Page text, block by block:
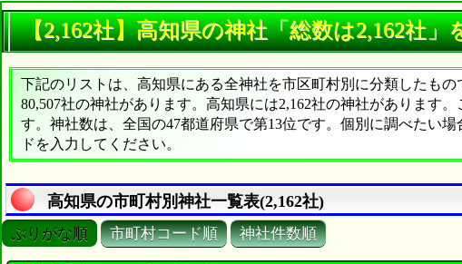
【2,162社】高知県の神社「総数は2,162社」
下記のリストは、高知県にある全神社を市区町村別に分類したもの
80,507社の神社があります。高知県には2,162社の神社があります
す。神社数は、全国の47都道府県で第13位です。個別に調べたい
ドを入力してください。
高知県の市町村別神社一覧表(2,162社)
ぶりがな順 市町村コード順 神社件数順